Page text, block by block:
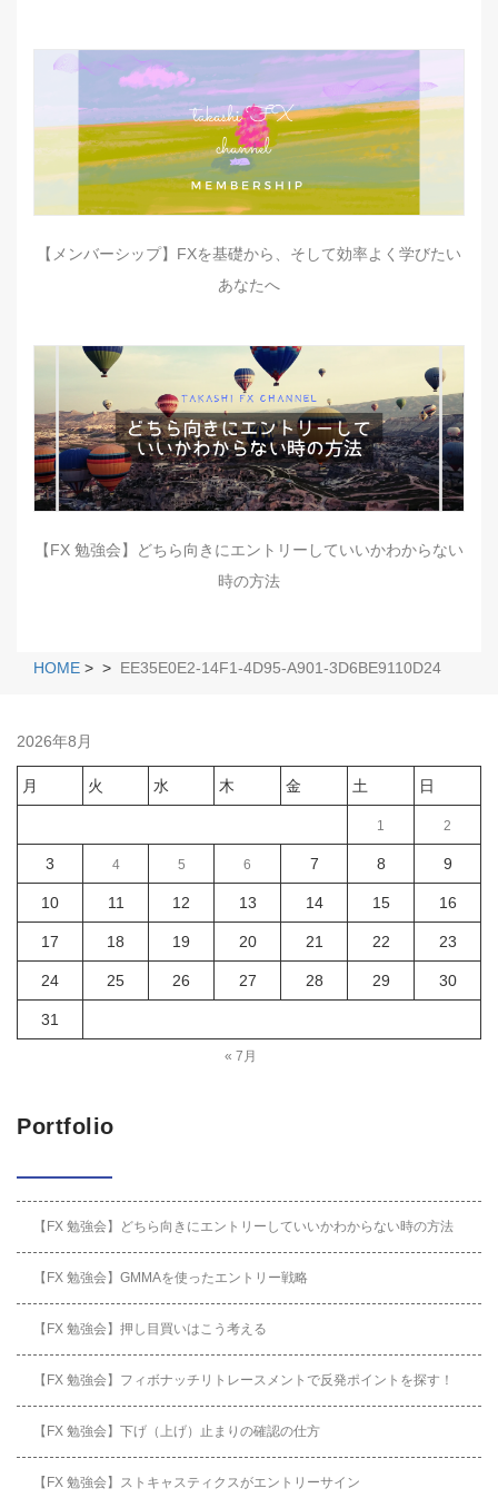
【メンバーシップ】FXを基礎から、そして効率よく学びたい
あなたへ
【FX 勉強会】どちら向きにエントリーしていいかわからない
時の方法
HOME > > EE35E0E2-14F1-4D95-A901-3D6BE9110D24
2026年8月
月 火 水 木 金 土 日
1 2
3 4 5 6 7 8 9
10 11 12 13 14 15 16
17 18 19 20 21 22 23
24 25 26 27 28 29 30
31
« 7月
Portfolio
【FX 勉強会】どちら向きにエントリーしていいかわからない時の方法
【FX 勉強会】GMMAを使ったエントリー戦略
【FX 勉強会】押し目買いはこう考える
【FX 勉強会】フィボナッチリトレースメントで反発ポイントを探す！
【FX 勉強会】下げ（上げ）止まりの確認の仕方
【FX 勉強会】ストキャスティクスがエントリーサイン